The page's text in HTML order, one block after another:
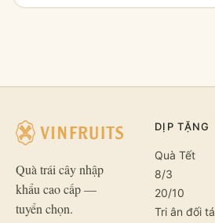
Quà trái cây nhập
khẩu cao cấp —
tuyển chọn.
DỊP TẶNG
Quà Tết
8/3
20/10
Tri ân đối